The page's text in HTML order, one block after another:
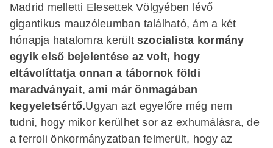
Madrid melletti Elesettek Völgyében lévő
gigantikus mauzóleumban található, ám a két
hónapja hatalomra kerültszocialista kormány
egyik első bejelentése az volt, hogy
eltávolíttatja onnan a tábornok földi
maradványait,ami már önmagában
kegyeletsértő.Ugyan azt egyelőre még nem
tudni, hogy mikor kerülhet sor az exhumálásra, de
a ferroli önkormányzatban felmerült, hogy az